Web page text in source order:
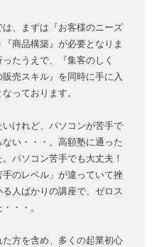
、まずは『お客様のニーズ
商品構築』が必要となりま
たうえで、『集客のしく
売スキル』を同時に手に入
っております。
けれど、パソコンが苦手で
い・・・。高額塾に通った
パソコン苦手でも大丈夫！
のレベル」が違っていて挫
人ばかりの講座で、ゼロス
・・。
方を含め、多くの起業初心